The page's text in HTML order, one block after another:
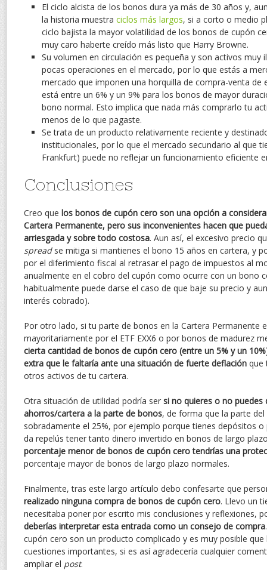
El ciclo alcista de los bonos dura ya más de 30 años y,
la historia muestra ciclos más largos, si a corto o medio
ciclo bajista la mayor volatilidad de los bonos de cupón
muy caro haberte creído más listo que Harry Browne.
Su volumen en circulación es pequeña y son activos muy
pocas operaciones en el mercado, por lo que estás a
mercado que imponen una horquilla de compra-venta de
está entre un 6% y un 9% para los bonos de mayor
bono normal. Esto implica que nada más comprarlo tu
menos de lo que pagaste.
Se trata de un producto relativamente reciente y
institucionales, por lo que el mercado secundario al que
Frankfurt) puede no reflejar un funcionamiento eficiente
Conclusiones
Creo que los bonos de cupón cero son una opción a
Cartera Permanente, pero sus inconvenientes hacen que
arriesgada y sobre todo costosa. Aun así, el excesivo precio
spreadse mitiga si mantienes el bono 15 años en cartera, y
por el diferimiento fiscal al retrasar el pago de impuestos al
anualmente en el cobro del cupón como ocurre con un bono
habitualmente puede darse el caso de que baje su precio y
interés cobrado).
Por otro lado, si tu parte de bonos en la Cartera Permanente
mayoritariamente por el ETF EXX6 o por bonos de madurez
cierta cantidad de bonos de cupón cero (entre un 5% y un
extra que le faltaría ante una situación de fuerte deflación que
otros activos de tu cartera.
Otra situación de utilidad podría ser si no quieres o no puedes
ahorros/cartera a la parte de bonos, de forma que la parte del
sobradamente el 25%, por ejemplo porque tienes depósitos
da repelús tener tanto dinero invertido en bonos de largo
porcentaje menor de bonos de cupón cero tendrías una
porcentaje mayor de bonos de largo plazo normales.
Finalmente, tras este largo artículo debo confesarte que
realizado ninguna compra de bonos de cupón cero. Llevo un
necesitaba poner por escrito mis conclusiones y reflexiones,
deberías interpretar esta entrada como un consejo de compra
cupón cero son un producto complicado y es muy posible
cuestiones importantes, si es así agradecería cualquier
ampliar el post.